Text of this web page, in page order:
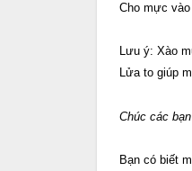
Cho mực
Lưu ý: Xào
Lửa to giúp
Chúc các
Bạn có biết